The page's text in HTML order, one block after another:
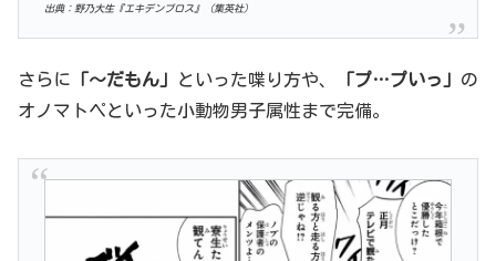
出典：野乃大生『エキデンブロス』（集英社）
さらに 「～だもん」 といった喋り方や、 「プ…プいっ」 の
オノマトペといった小動物男子属性まで完備。